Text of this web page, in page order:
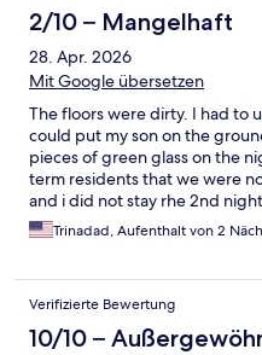
2/10 – Mangelhaft
28. Apr. 2026
Mit Google übersetzen
The floors were dirty. I had to
could put my son on the
pieces of green glass on the
term residents that we were
and i did not stay rhe 2nd
would not rate it higher than a
Trinadad, Aufenthalt von 2
Verifizierte Bewertung
10/10 –